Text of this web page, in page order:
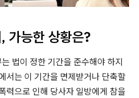
가능한 상황은?
법이 정한 기간을 준수해야 하지
서는 이 기간을 면제받거나 단축할
력으로 인해 당사자 일방에게 참을